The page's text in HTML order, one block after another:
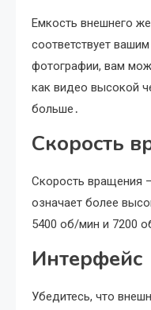
Емкость внешнего
соответствует
фотографии, вам
как видео высокой
больше․
Скорость
Скорость вращения
означает более
5400 об/мин и 7200
Интерфейс
Убедитесь, что